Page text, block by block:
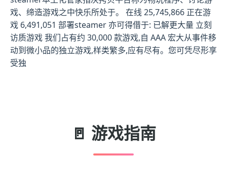
戏、缔造游戏之中快乐所处于。 在线 25,745,866 正在游
戏 6,491,051 部署steamer 亦可得借于: 已解更大量 立刻
访质游戏 我们占有约 30,000 款游戏,自 AAA 宏大从事件移
动到微小品的独立游戏,样类繁多,应有尽有。您可凭尽形享
受独
🚪 游戏指南